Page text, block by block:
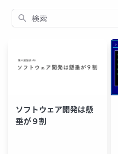
検索
ソフトウェア開発は懸
垂が９割